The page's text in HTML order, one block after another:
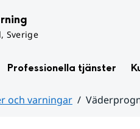
Sverige
Professionella tjänster
och varningar
varningar